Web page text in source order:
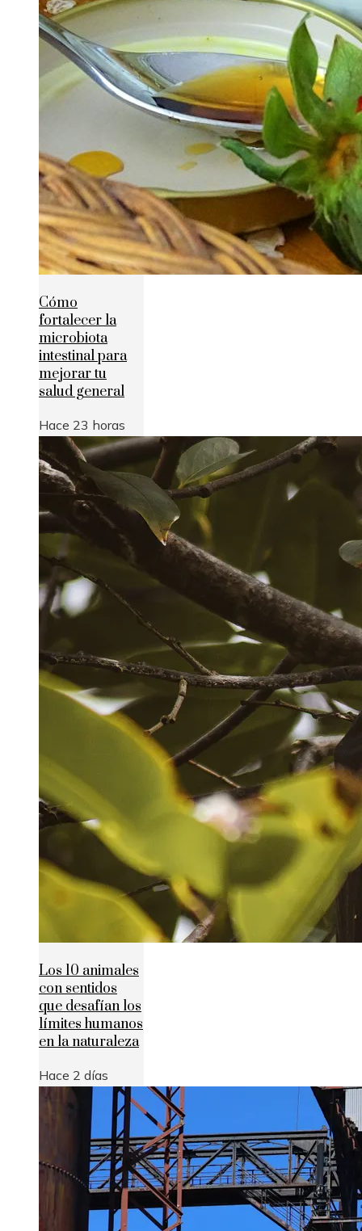
Cómo
fortalecer la
microbiota
intestinal para
mejorar tu
salud general
Hace 23 horas
Los 10 animales
con sentidos
que desafían los
límites humanos
en la naturaleza
Hace 2 días